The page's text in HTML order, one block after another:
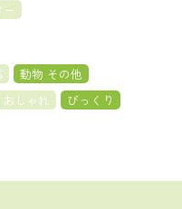
動物 その他
おしゃれ
びっくり